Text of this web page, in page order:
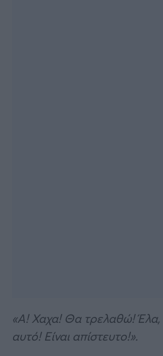
«Α! Χαχα! Θα τρελαθώ! Έλα,
αυτό! Είναι απίστευτο!».